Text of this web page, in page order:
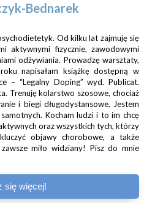
Bednarek
Od kilku lat zajmuję się
aktywnymi fizycznie, zawodowymi
odżywiania. Prowadzę warsztaty,
napisałam książkę dostępną w
– “Legalny Doping” wyd. Publicat.
Trenuję kolarstwo szosowe, chociaż
i biegi długodystansowe. Jestem
Kocham ludzi i to im chcę
oraz wszystkich tych, którzy
objawy chorobowe, a także
miło widziany! Pisz do mnie
się więcej!